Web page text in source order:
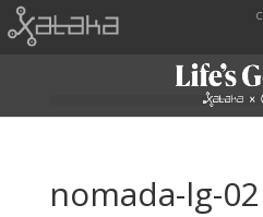
nomada-lg-02